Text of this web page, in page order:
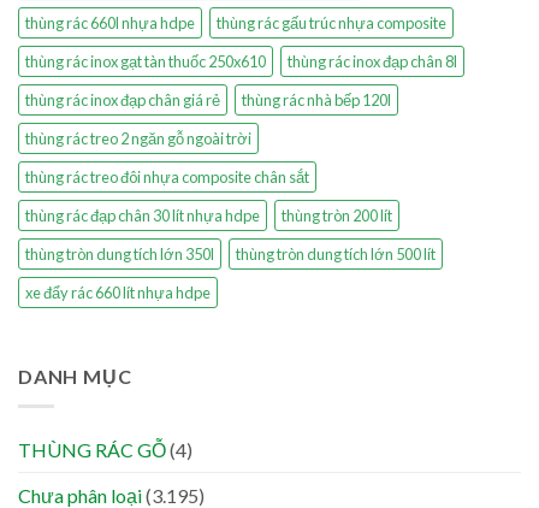
thùng rác 660l nhựa hdpe
thùng rác gấu trúc nhựa composite
thùng rác inox gạt tàn thuốc 250x610
thùng rác inox đạp chân 8l
thùng rác inox đạp chân giá rẻ
thùng rác nhà bếp 120l
thùng rác treo 2 ngăn gỗ ngoài trời
thùng rác treo đôi nhựa composite chân sắt
thùng rác đạp chân 30 lít nhựa hdpe
thùng tròn 200 lít
thùng tròn dung tích lớn 350l
thùng tròn dung tích lớn 500 lít
xe đẩy rác 660 lít nhựa hdpe
DANH MỤC
THÙNG RÁC GỖ(4)
Chưa phân loại(3.195)